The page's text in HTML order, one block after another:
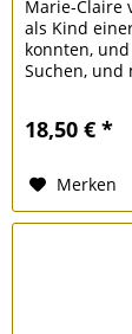
Marie-Claire
als Kind
konnten,
Suchen, und
18,50 € *
Merken